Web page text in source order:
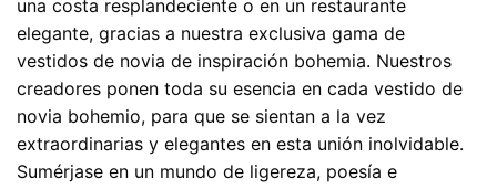
una costa resplandeciente o en un restaurante
elegante, gracias a nuestra exclusiva gama de
vestidos de novia de inspiración bohemia. Nuestros
creadores ponen toda su esencia en cada vestido de
novia bohemio, para que se sientan a la vez
extraordinarias y elegantes en esta unión inolvidable.
Sumérjase en un mundo de ligereza, poesía e